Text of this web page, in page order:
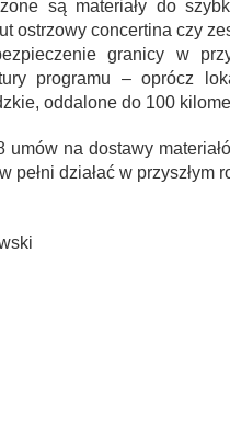
są materiały do
ostrzowy concertina czy
granicy w
programu – oprócz
oddalone do 100
umów na dostawy
pełni działać w przyszłym